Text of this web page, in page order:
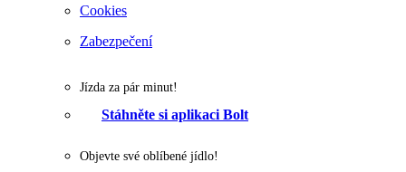
Cookies
Zabezpečení
Jízda za pár minut!
Stáhněte si aplikaci Bolt
Objevte své oblíbené jídlo!